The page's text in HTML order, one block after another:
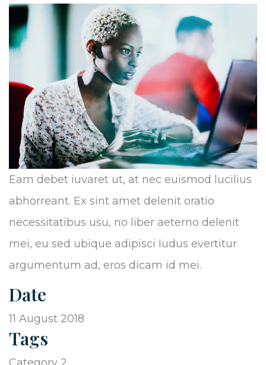
Eam debet iuvaret ut, at nec euismod lucilius
abhorreant. Ex sint amet delenit oratio
necessitatibus usu, no liber aeterno delenit
mei, eu sed ubique adipisci Iudus evertitur
argumentum ad, eros dicam id mei.
Date
11 August 2018
Tags